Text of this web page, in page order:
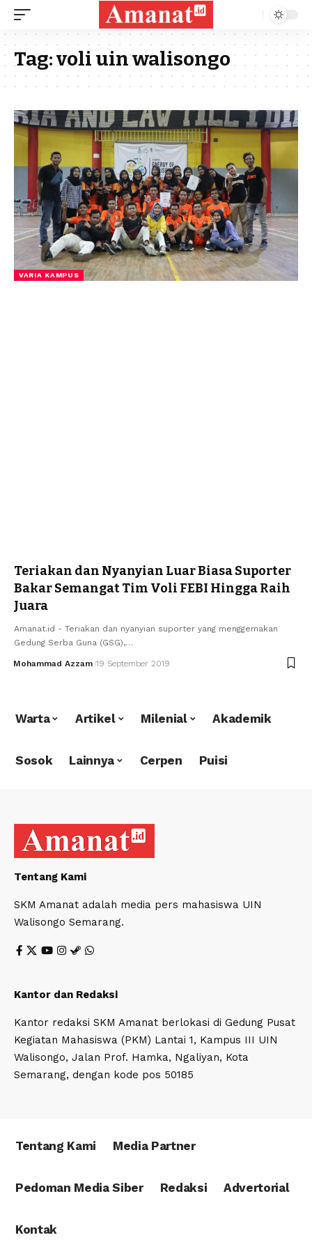
Tag:voli uin walisongo
VARIA KAMPUS
Teriakan dan Nyanyian Luar Biasa Suporter
Bakar Semangat Tim Voli FEBI Hingga Raih
Juara
Amanat.id - Teriakan dan nyanyian suporter yang menggemakan
Gedung Serba Guna (GSG),…
Mohammad Azzam 19 September 2019
Warta Artikel Milenial Akademik
Sosok Lainnya Cerpen Puisi
Tentang Kami
SKM Amanat adalah media pers mahasiswa UIN
Walisongo Semarang.
Kantor dan Redaksi
Kantor redaksi SKM Amanat berlokasi di Gedung Pusat
Kegiatan Mahasiswa (PKM) Lantai 1, Kampus III UIN
Walisongo, Jalan Prof. Hamka, Ngaliyan, Kota
Semarang, dengan kode pos 50185
Tentang Kami Media Partner
Pedoman Media Siber Redaksi Advertorial
Kontak